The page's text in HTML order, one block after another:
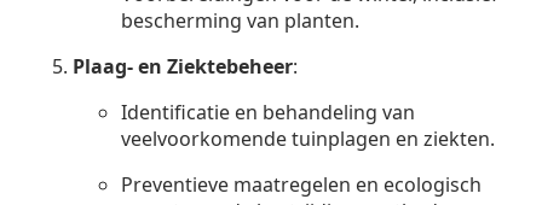
bescherming van planten.
Plaag- en Ziektebeheer:
Identificatie en behandeling van
veelvoorkomende tuinplagen en ziekten.
Preventieve maatregelen en ecologisch